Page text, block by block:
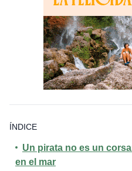
ÍNDICE
Un pirata no es un
en el mar